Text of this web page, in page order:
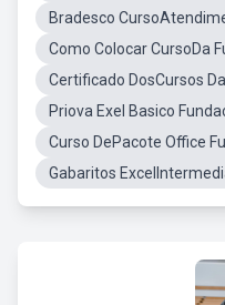
Bradesco
Como Colocar CursoDa
Certificado DosCursos
Priova Exel Basico
Curso DePacote Office
Gabaritos